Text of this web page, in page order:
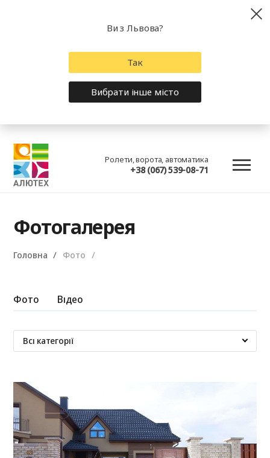
Ролети, ворота, автоматика
+38 (067) 539-08-71
Фотогалерея
Головна Фото
Фото Відео
Всі категорії
Ви з Львова?
Так
Вибрати інше місто